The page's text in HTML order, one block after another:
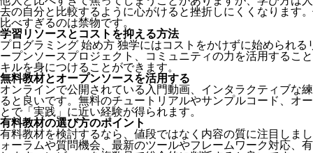
去の自分と比較するように心がけると挫折しにくくなります
比べすぎるのは禁物です。
学習リソースとコストを抑える方法
プログラミング 始め方 独学にはコストをかけずに始められ
ープンソースプロジェクト、コミュニティの力を活用するこ
キルを身につけることができます。
無料教材とオープンソースを活用する
オンラインで公開されている入門動画、インタラクティブな
ると良いです。無料のチュートリアルやサンプルコード、オ
とで「実践」に近い経験が得られます。
有料教材の選び方のポイント
有料教材を検討するなら、値段ではなく内容の質に注目しま
ォーラムや質問機会、最新のツールやフレームワーク対応、